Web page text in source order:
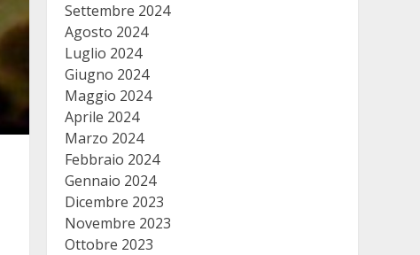
Settembre 2024
Agosto 2024
Luglio 2024
Giugno 2024
Maggio 2024
Aprile 2024
Marzo 2024
Febbraio 2024
Gennaio 2024
Dicembre 2023
Novembre 2023
Ottobre 2023